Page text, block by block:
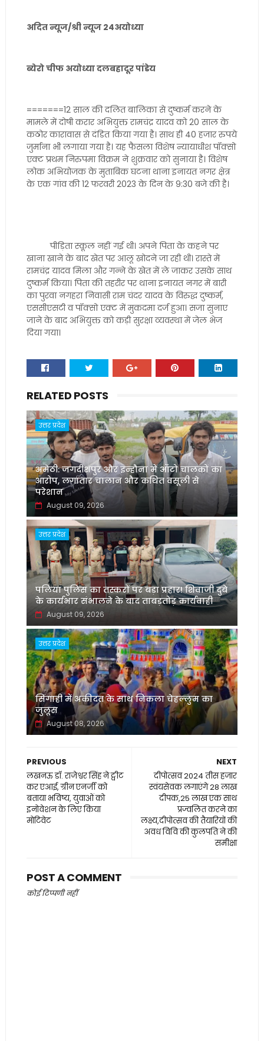
अदित न्यूज/श्री न्यूज 24अयोध्या
ब्येरो चीफ अयोध्या दलबहादूर पांडेय
=======12 साल की दलित बालिका से दुष्कर्म करने के
मामले में दोषी करार अभियुक्त रामचंद्र यादव को 20 साल के
कठोर कारावास से दंडित किया गया है। साथ ही 40 हजार रुपये
जुर्माना भी लगाया गया है। यह फैसला विशेष न्यायाधीश पॉक्सो
एक्ट प्रथम निरुपमा विक्रम ने शुक्रवार को सुनाया है। विशेष
लोक अभियोजक के मुताबिक घटना थाना इनायत नगर क्षेत्र
के एक गांव की 12 फरवरी 2023 के दिन के 9:30 बजे की है।
पीड़िता स्कूल नहीं गई थी। अपने पिता के कहने पर
खाना खाने के बाद खेत पर आलू खोदने जा रही थी। रास्ते में
रामचंद्र यादव मिला और गन्ने के खेत में ले जाकर उसके साथ
दुष्कर्म किया। पिता की तहरीर पर थाना इनायत नगर में बारी
का पुरवा नगहरा निवासी राम चंदर यादव के विरुद्ध दुष्कर्म,
एससीएसटी व पॉक्सो एक्ट में मुकदमा दर्ज हुआ। सजा सुनाए
जाने के बाद अभियुक्त को कड़ी सुरक्षा व्यवस्था में जेल भेज
दिया गया।
RELATED POSTS
उत्तर प्रदेश
अमेठी: जगदीशपुर और इन्हौना में ऑटो चालकों का
आरोप, लगातार चालान और कथित वसूली से
परेशान
August 09, 2026
उत्तर प्रदेश
पलिया पुलिस का तस्करों पर बड़ा प्रहार! शिवाजी दुबे
के कार्यभार संभालने के बाद ताबड़तोड़ कार्यवाही
August 09, 2026
उत्तर प्रदेश
सिंगाही में अकीदत के साथ निकला चेहल्लुम का
जुलूस
August 08, 2026
NEXT
दीपोत्सव 2024 तीस हजार
स्वंयसेवक लगाएंगे 28 लाख
दीपक,25 लाख एक साथ
प्रज्वलित करने का
लक्ष्य,दीपोत्सव की तैयारियों की
अवध विवि की कुलपति ने की
समीक्षा
PREVIOUS
लखनऊ डॉ. राजेश्वर सिंह ने ट्वीट
कर एआई, ग्रीन एनर्जी को
बताया भविष्य, युवाओं को
इनोवेशन के लिए किया
मोटिवेट
POST A COMMENT
कोई टिप्पणी नहीं